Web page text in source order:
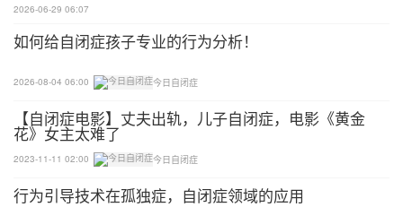
获取正常有激励性的强化物，强化物的正确引导性质
也无法达到目的。
3、自闭症孩子的自我刺激行为会影响孩子的正常社
交。
自闭症孩子的自我刺激行为会更加突出与怪异。会与
其他孩子产生社交距离。
2026-06-29 06:07
如何给自闭症孩子专业的行为分析！
2026-08-04 06:00 今日自闭症
【自闭症电影】丈夫出轨，儿子自闭症，电影《黄金
花》女主太难了
2023-11-11 02:00 今日自闭症
行为引导技术在孤独症，自闭症领域的应用